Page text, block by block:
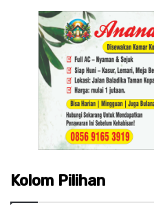
Kolom Pilihan